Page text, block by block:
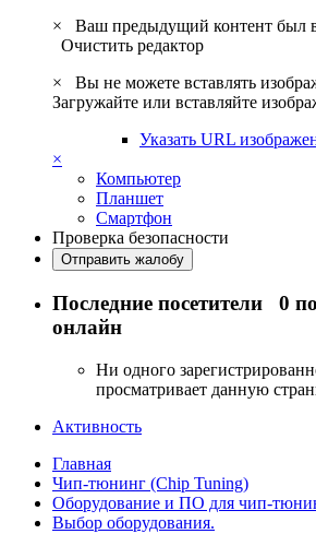
×
Ваш предыдущий контент был
Очистить редактор
×
Вы не можете вставлять
Загружайте или вставляйте
Указать URL
×
Компьютер
Планшет
Смартфон
Проверка безопасности
Отправить жалобу
Последние посетители 0
онлайн
Ни одного
просматривает данную
Активность
Главная
Чип-тюнинг (Chip Tuning)
Оборудование и ПО для чип-
Выбор оборудования.